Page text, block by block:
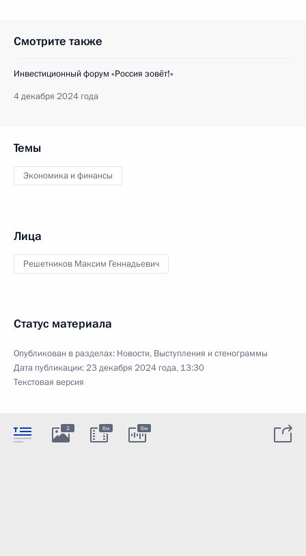
Смотрите также
Инвестиционный форум «Россия зовёт!»
4 декабря 2024 года
Темы
Экономика и финансы
Лица
Решетников Максим Геннадьевич
Статус материала
Опубликован в разделах: Новости, Выступления и стенограммы
Дата публикации:23 декабря 2024 года, 13:30
Текстовая версия
2 6м 6м